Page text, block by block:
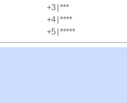
+3 ***
+4 ****
+5 *****